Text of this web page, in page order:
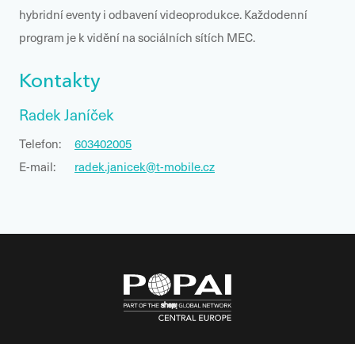
hybridní eventy i odbavení videoprodukce. Každodenní
program je k vidění na sociálních sítích MEC.
Kontakty
Radek Janíček
Telefon:
603402005
E-mail:
radek.janicek@t-mobile.cz